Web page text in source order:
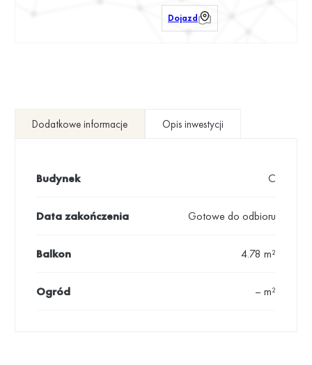
Dodatkowe informacje Opis inwestycji
Budynek C
Data zakończenia Gotowe do odbioru
Balkon 4.78 m²
Ogród – m²
Dojazd